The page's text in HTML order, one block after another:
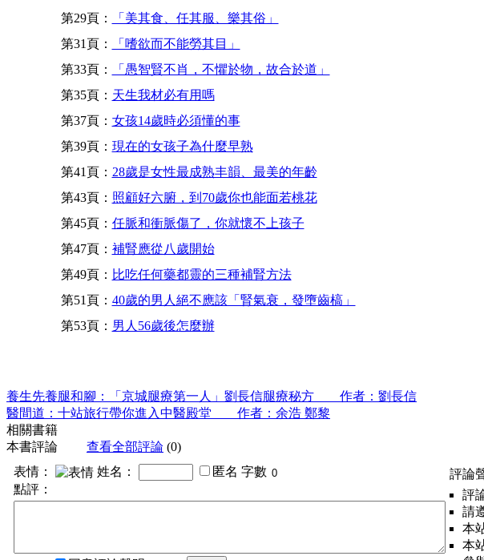
第29頁：
「美其食、任其服、樂其俗」
第31頁：
「嗜欲而不能勞其目」
第33頁：
「愚智賢不肖，不懼於物，故合於道」
第35頁： 天生我材必有用嗎
第37頁： 女孩14歲時必須懂的事
第39頁： 現在的女孩子為什麼早熟
第41頁： 28歲是女性最成熟丰韻、最美的年齡
第43頁： 照顧好六腑，到70歲你也能面若桃花
第45頁： 任脈和衝脈傷了，你就懷不上孩子
第47頁： 補腎應從八歲開始
第49頁： 比吃任何藥都靈的三種補腎方法
第51頁： 40歲的男人絕不應該「腎氣衰，發墮齒槁」
第53頁： 男人56歲後怎麼辦
養生先養腿和腳：「京城腿療第一人」劉長信腿療秘方 作者：劉長信
醫間道：十站旅行帶你進入中醫殿堂 作者：余浩 鄭黎
相關書籍
本書評論
查看全部評論 (0)
表情：
姓名： 匿名 字數
點評：
評論
評
請
本
本